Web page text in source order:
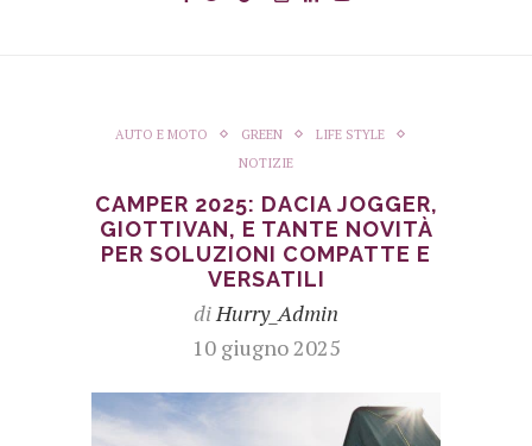
AUTO E MOTO GREEN
LIFE STYLE
NOTIZIE
CAMPER 2025: DACIA JOGGER,
GIOTTIVAN, E TANTE NOVITÀ
PER SOLUZIONI COMPATTE E
VERSATILI
diHurry_Admin
10 giugno 2025